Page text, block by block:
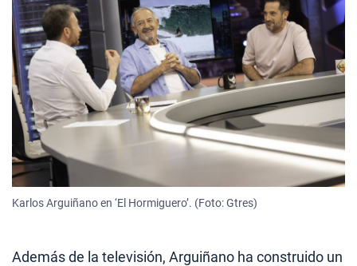
Karlos Arguiñano en ‘El Hormiguero’. (Foto: Gtres)
Además de la televisión, Arguiñano ha construido un